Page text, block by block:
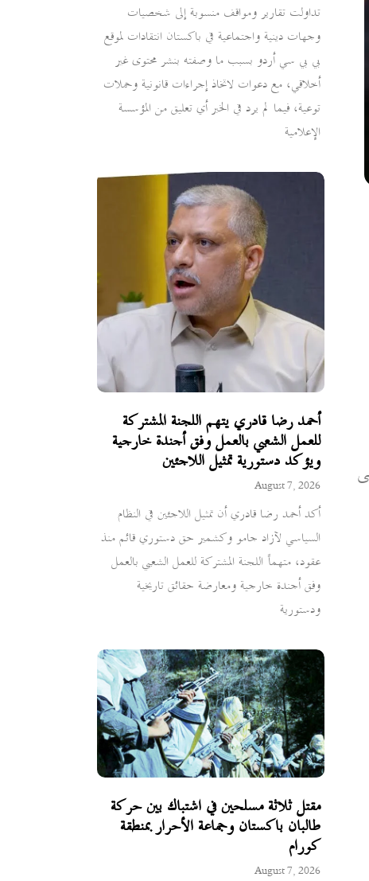
تداولت تقارير ومواقف منسوبة إلى شخصيات
وجهات دينية واجتماعية في باكستان انتقادات لموقع
بي بي سي أردو بسبب ما وصفته بنشر محتوى غير
أخلاقي، مع دعوات لاتخاذ إجراءات قانونية وحملات
توعية، فيما لم يرد في الخبر أي تعليق من المؤسسة
الإعلامية
أحمد رضا قادري يتهم اللجنة المشتركة
للعمل الشعبي بالعمل وفق أجندة خارجية
ويؤكد دستورية تمثيل اللاجئين
August 7, 2026
أكد أحمد رضا قادري أن تمثيل اللاجئين في النظام
السياسي لآزاد جامو وكشمير حق دستوري قائم منذ
عقود، متهماً اللجنة المشتركة للعمل الشعبي بالعمل
وفق أجندة خارجية ومعارضة حقائق تاريخية
ودستورية
مقتل ثلاثة مسلحين في اشتباك بين حركة
طالبان باكستان وجماعة الأحرار بمنطقة
كورام
August 7, 2026